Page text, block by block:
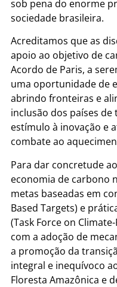
sob pena do enorme
sociedade brasileira.
Acreditamos que as
apoio ao objetivo de
Acordo de Paris, a
uma oportunidade de
abrindo fronteiras e
inclusão dos países
estímulo à inovação e
combate ao
Para dar concretude
economia de carbono
metas baseadas em
Based Targets) e
(Task Force on
com a adoção de
a promoção da
integral e inequívoco
Floresta Amazônica e